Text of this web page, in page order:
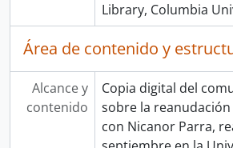
Library, Columbia
Área de contenido y
Alcance y
contenido
Copia digital del
sobre la
con Nicanor Parra,